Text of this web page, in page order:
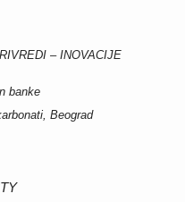
– INOVACIJE
banke
Beograd